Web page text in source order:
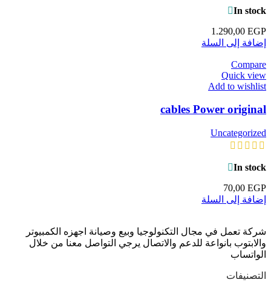
In stock
1.290,00 EGP
إضافة إلى السلة
Compare
Quick view
Add to wishlist
cables Power original
Uncategorized
In stock
70,00 EGP
إضافة إلى السلة
شركة تعمل في مجال التكنولوجيا وبيع وصيانة اجهزه الكمبيوتر
والابتوب بانواعة للدعم والاتصال يرجي التواصل معنا من خلال
الواتساب
التصنيفات